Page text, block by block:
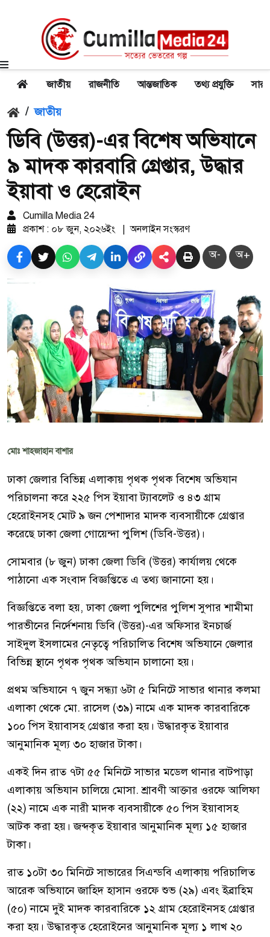
জাতীয় রাজনীতি আন্তজাতিক তথ্য প্রযুক্তি
/ জাতীয়
ডিবি (উত্তর)-এর বিশেষ অভিযানে
৯ মাদক কারবারি গ্রেপ্তার, উদ্ধার
ইয়াবা ও হেরোইন
Cumilla Media 24
প্রকাশ : ০৮ জুন, ২০২৬ইং
| অনলাইন সংস্করণ
অ- অ+
মোঃ শাহজাহান বাশার
ঢাকা জেলার বিভিন্ন এলাকায় পৃথক পৃথক বিশেষ অভিযান
পরিচালনা করে ২২৫ পিস ইয়াবা ট্যাবলেট ও ৪৩ গ্রাম
হেরোইনসহ মোট ৯ জন পেশাদার মাদক ব্যবসায়ীকে গ্রেপ্তার
করেছে ঢাকা জেলা গোয়েন্দা পুলিশ (ডিবি-উত্তর)।
সোমবার (৮ জুন) ঢাকা জেলা ডিবি (উত্তর) কার্যালয় থেকে
পাঠানো এক সংবাদ বিজ্ঞপ্তিতে এ তথ্য জানানো হয়।
বিজ্ঞপ্তিতে বলা হয়, ঢাকা জেলা পুলিশের পুলিশ সুপার শামীমা
পারভীনের নির্দেশনায় ডিবি (উত্তর)-এর অফিসার ইনচার্জ
সাইদুল ইসলামের নেতৃত্বে পরিচালিত বিশেষ অভিযানে জেলার
বিভিন্ন স্থানে পৃথক পৃথক অভিযান চালানো হয়।
প্রথম অভিযানে ৭ জুন সন্ধ্যা ৬টা ৫ মিনিটে সাভার থানার কলমা
এলাকা থেকে মো. রাসেল (৩৯) নামে এক মাদক কারবারিকে
১০০ পিস ইয়াবাসহ গ্রেপ্তার করা হয়। উদ্ধারকৃত ইয়াবার
আনুমানিক মূল্য ৩০ হাজার টাকা।
একই দিন রাত ৭টা ৫৫ মিনিটে সাভার মডেল থানার বাটপাড়া
এলাকায় অভিযান চালিয়ে মোসা. শ্রাবণী আক্তার ওরফে আলিফা
(২২) নামে এক নারী মাদক ব্যবসায়ীকে ৫০ পিস ইয়াবাসহ
আটক করা হয়। জব্দকৃত ইয়াবার আনুমানিক মূল্য ১৫ হাজার
টাকা।
রাত ১০টা ৩০ মিনিটে সাভারের সিএন্ডবি এলাকায় পরিচালিত
আরেক অভিযানে জাহিদ হাসান ওরফে শুভ (২৯) এবং ইব্রাহিম
(৫০) নামে দুই মাদক কারবারিকে ১২ গ্রাম হেরোইনসহ গ্রেপ্তার
করা হয়। উদ্ধারকৃত হেরোইনের আনুমানিক মূল্য ১ লাখ ২০